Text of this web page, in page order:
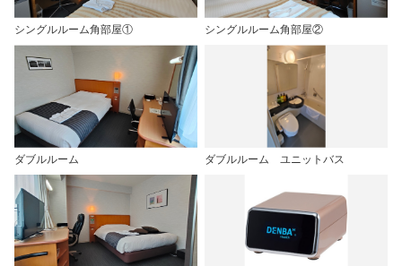
シングルルーム角部屋① シングルルーム角部屋②
ダブルルーム ダブルルーム ユニットバス